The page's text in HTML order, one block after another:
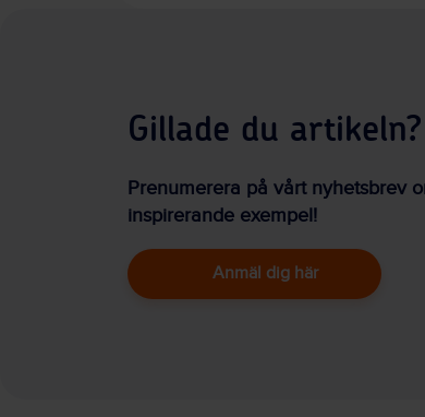
Gillade du artikeln?
Prenumerera på vårt nyhetsbrev
inspirerande exempel!
Anmäl dig här